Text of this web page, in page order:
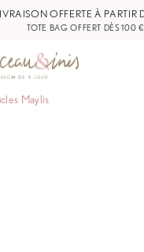
TOTE BAG OFFERT DÈS 100 €
Maylis